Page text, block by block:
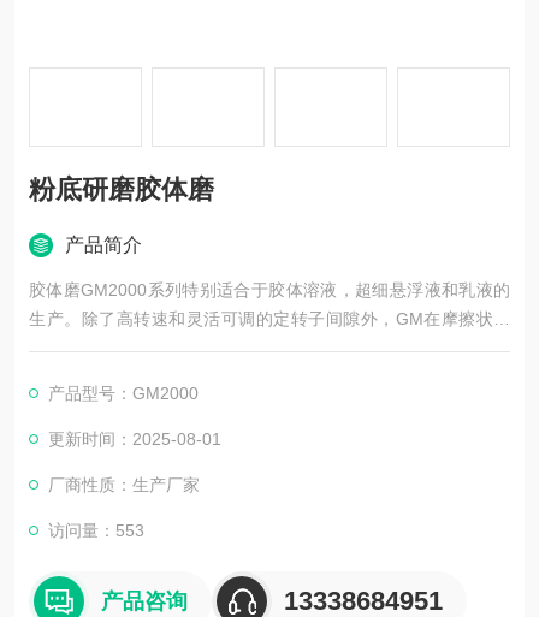
粉底研磨胶体磨
产品简介
胶体磨GM2000系列特别适合于胶体溶液，超细悬浮液和乳液的
生产。除了高转速和灵活可调的定转子间隙外，GM在摩擦状态
下工作，因此也被称做湿磨。在锥形转载和定子之间有一个宽的
现涡流，因此可以达到更好的研磨分散效果。粉底研磨胶体磨整
机采用几何机构的研磨定转子，更好的表面处理和良好材料，可
产品型号：GM2000
更新时间：2025-08-01
厂商性质：生产厂家
访问量：553
产品咨询 13338684951